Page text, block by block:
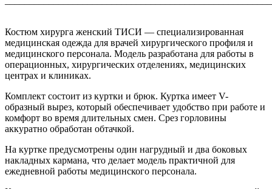
Костюм хирурга женский ТИСИ — специализированная
медицинская одежда для врачей хирургического профиля и
медицинского персонала. Модель разработана для работы в
операционных, хирургических отделениях, медицинских
центрах и клиниках.
Комплект состоит из куртки и брюк. Куртка имеет V-
образный вырез, который обеспечивает удобство при работе и
комфорт во время длительных смен. Срез горловины
аккуратно обработан обтачкой.
На куртке предусмотрены один нагрудный и два боковых
накладных кармана, что делает модель практичной для
ежедневной работы медицинского персонала.